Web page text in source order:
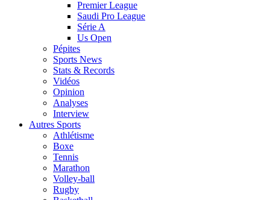
Premier League
Saudi Pro League
Série A
Us Open
Pépites
Sports News
Stats & Records
Vidéos
Opinion
Analyses
Interview
Autres Sports
Athlétisme
Boxe
Tennis
Marathon
Volley-ball
Rugby